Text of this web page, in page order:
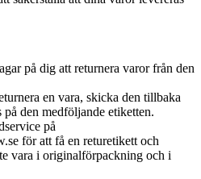
på dig att returnera varor från den
en vara, skicka den tillbaka
på den medföljande etiketten.
på
för att få en returetikett och
vara i originalförpackning och i